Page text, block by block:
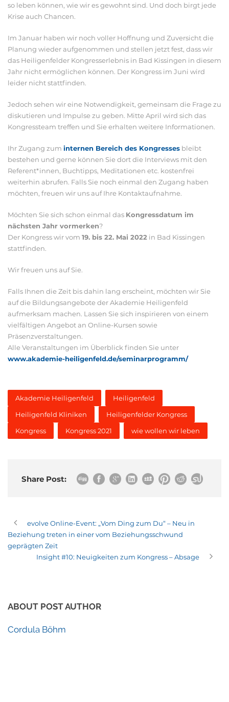
so leben können, wie wir es gewohnt sind. Und doch birgt jede
Krise auch Chancen.
Im Januar haben wir noch voller Hoffnung und Zuversicht die
Planung wieder aufgenommen und stellen jetzt fest, dass wir
das Heiligenfelder Kongresserlebnis in Bad Kissingen in diesem
Jahr nicht ermöglichen können. Der Kongress im Juni wird
leider nicht stattfinden.
Jedoch sehen wir eine Notwendigkeit, gemeinsam die Frage zu
diskutieren und Impulse zu geben. Mitte April wird sich das
Kongressteam treffen und Sie erhalten weitere Informationen.
Ihr Zugang zum internen Bereich des Kongresses bleibt
bestehen und gerne können Sie dort die Interviews mit den
Referent*innen, Buchtipps, Meditationen etc. kostenfrei
weiterhin abrufen. Falls Sie noch einmal den Zugang haben
möchten, freuen wir uns auf Ihre Kontaktaufnahme.
Möchten Sie sich schon einmal das Kongressdatum im
nächsten Jahr vormerken?
Der Kongress wir vom 19. bis 22. Mai 2022 in Bad Kissingen
stattfinden.
Wir freuen uns auf Sie.
Falls Ihnen die Zeit bis dahin lang erscheint, möchten wir Sie
auf die Bildungsangebote der Akademie Heiligenfeld
aufmerksam machen. Lassen Sie sich inspirieren von einem
vielfältigen Angebot an Online-Kursen sowie
Präsenzverstaltungen.
Alle Veranstaltungen im Überblick finden Sie unter
www.akademie-heiligenfeld.de/seminarprogramm/
Akademie Heiligenfeld
Heiligenfeld
Heiligenfeld Kliniken
Heiligenfelder Kongress
Kongress
Kongress 2021 wie wollen wir leben
Share Post:
evolve Online-Event: „Vom Ding zum Du“ – Neu in
Beziehung treten in einer vom Beziehungsschwund
geprägten Zeit
Insight #10: Neuigkeiten zum Kongress – Absage
ABOUT POST AUTHOR
Cordula Böhm